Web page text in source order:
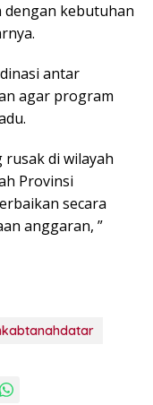
dengan kebutuhan
antar
agar program
di wilayah
Provinsi
secara
anggaran, ”